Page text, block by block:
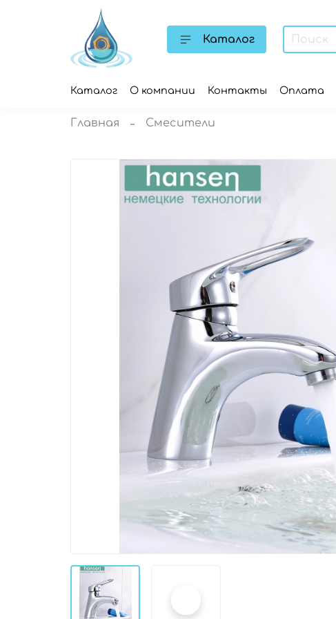
Каталог
Каталог О компании Контакты Оплата
Главная Смесители